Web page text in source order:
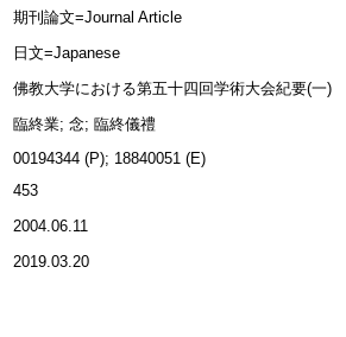
期刊論文=Journal Article
日文=Japanese
佛教大学における第五十四回学術大会紀要(一)
臨終業; 念; 臨終儀禮
00194344 (P); 18840051 (E)
453
2004.06.11
2019.03.20